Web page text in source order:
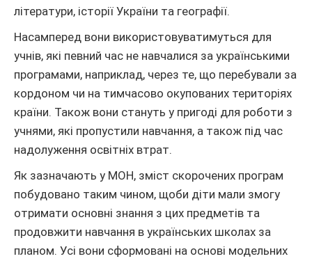
літератури, історії України та географії.
Насамперед вони використовуватимуться для
учнів, які певний час не навчалися за українськими
програмами, наприклад, через те, що перебували за
кордоном чи на тимчасово окупованих територіях
країни. Також вони стануть у пригоді для роботи з
учнями, які пропустили навчання, а також під час
надолуження освітніх втрат.
Як зазначають у МОН, зміст скорочених програм
побудовано таким чином, щоби діти мали змогу
отримати основні знання з цих предметів та
продовжити навчання в українських школах за
планом. Усі вони сформовані на основі модельних